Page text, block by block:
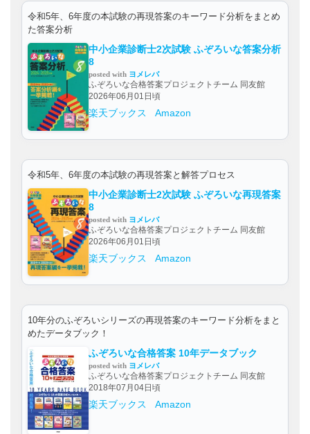
令和5年、6年度の本試験の再現答案のキーワード分析をまとめ
た答案分析
中小企業診断士2次試験 ふぞろいな答案分析
8
posted with ヨメレバ
ふぞろいな合格答案プロジェクトチーム 同友館
2026年06月01日頃
楽天ブックス Amazon
令和5年、6年度の本試験の再現答案と解答プロセス
中小企業診断士2次試験 ふぞろいな再現答案
8
posted with ヨメレバ
ふぞろいな合格答案プロジェクトチーム 同友館
2026年06月01日頃
楽天ブックス Amazon
10年分のふぞろいシリーズの再現答案のキーワード分析をまと
めたデータブック！
ふぞろいな合格答案 10年データブック
posted with ヨメレバ
ふぞろいな合格答案プロジェクトチーム 同友館
2018年07月04日頃
楽天ブックス Amazon